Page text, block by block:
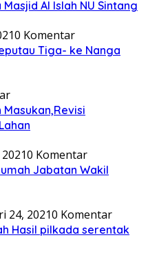
Al Islah NU Sintang
0 Komentar
Tiga- ke Nanga
0 Komentar
Jabatan Wakil
24, 20210 Komentar
Hasil pilkada serentak